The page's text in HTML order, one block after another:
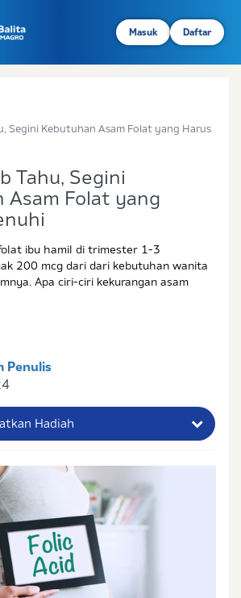
Masuk Daftar
Segini Kebutuhan Asam Folat yang Harus
Tahu, Segini
Asam Folat yang
ibu hamil di trimester 1-3
200 mcg dari dari kebutuhan wanita
Apa ciri-ciri kekurangan asam
Penulis
Hadiah
Ibu
(Whatsapp)
Saat Ini